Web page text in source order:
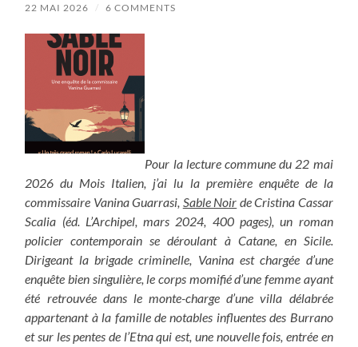
22 MAI 2026 / 6 COMMENTS
Pour la lecture commune du 22 mai
2026 du Mois Italien, j’ai lu la première enquête de la
commissaire Vanina Guarrasi, Sable Noir de Cristina Cassar
Scalia (éd. L’Archipel, mars 2024, 400 pages), un roman
policier contemporain se déroulant à Catane, en Sicile.
Dirigeant la brigade criminelle, Vanina est chargée d’une
enquête bien singulière, le corps momifié d’une femme ayant
été retrouvée dans le monte-charge d’une villa délabrée
appartenant à la famille de notables influentes des Burrano
et sur les pentes de l’Etna qui est, une nouvelle fois, entrée en